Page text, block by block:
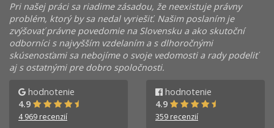
Pri našej práci sa riadime zásadou, že neexistuje právny
problém, ktorý by sa nedal vyriešiť. Našim poslaním je
zvýšovať právne povedomie na Slovensku a ako skutoční
odborníci s najvyšším vzdelaním a s dlhoročnými
skúsenosťami sa nebojíme o svoje vedomosti a rady podeliť
aj s ostatnými pre dobro spoločnosti.
hodnotenie
4.9
4 969 recenzií
hodnotenie
4.9
359 recenzií